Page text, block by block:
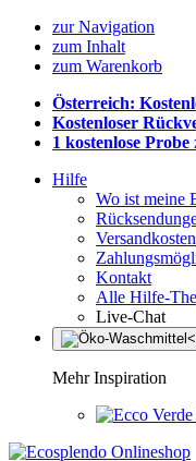
zur Navigation
zum Inhalt
zum Warenkorb
Österreich:
Kostenloser
1 kostenlose Probe
Hilfe
Wo ist meine
Versandkosten
Kontakt
Alle Hilfe-
Live-Chat
Mehr Inspiration